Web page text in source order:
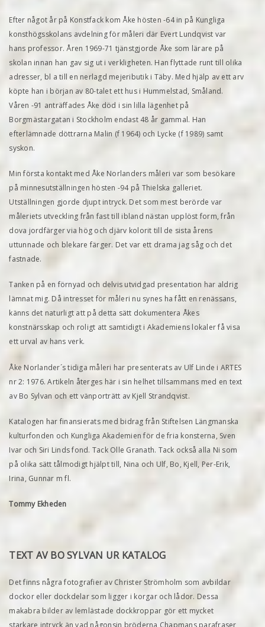
Efter något år på Konstfack kom Åke hösten -64 in på Kungliga
konsthögsskolans avdelning för måleri där Evert Lundqvist var
hans professor. Åren 1969-71 tjänstgjorde Åke som lärare på
skolan innan han gav sig ut i verkligheten. Han flyttade runt till olika
adresser, bl a till en nerlagd mejeributik i Täby. Med hjälp av ett arv
köpte han i början av 80-talet ett hus i Hummelstad, Småland.
Våren -91 anträffades Åke död i sin lilla lägenhet på
Borgmästargatan i Stockholm endast 48 år gammal. Han
efterlämnade döttrarna Malin (f 1964) och Lycke (f 1989) samt
syskon.
Min första kontakt med Åke Norlanders måleri var som besökare
på minnesutställningen hösten -94 på Thielska galleriet.
Utställningen gjorde djupt intryck. Det som mest berörde var
måleriets utveckling från fast till ibland nästan upplöst form, från
dova jordfärger via hög och djärv kolorit till de sista årens
uttunnade och blekare färger. Det var ett drama jag såg och det
fastnade.
Tanken på en förnyad och delvis utvidgad presentation har aldrig
lämnat mig. Då intresset för måleri nu synes ha fått en renässans,
känns det naturligt att på detta sätt dokumentera Åkes
konstnärsskap och roligt att samtidigt i Akademiens lokaler få visa
ett urval av hans verk.
Åke Norlander´s tidiga måleri har presenterats av Ulf Linde i ARTES
nr 2: 1976. Artikeln återges här i sin helhet tillsammans med en text
av Bo Sylvan och ett vänporträtt av Kjell Strandqvist.
Katalogen har finansierats med bidrag från Stiftelsen Längmanska
kulturfonden och Kungliga Akademien för de fria konsterna, Sven
Ivar och Siri Linds fond. Tack Olle Granath. Tack också alla Ni som
på olika sätt tålmodigt hjälpt till, Nina och Ulf, Bo, Kjell, Per-Erik,
Irina, Gunnar m fl.
Tommy Ekheden
TEXT AV BO SYLVAN UR KATALOG
Det finns några fotografier av Christer Strömholm som avbildar
dockor eller dockdelar som ligger i korgar och lådor. Dessa
makabra bilder av lemlästade dockkroppar gör ett mycket
starkare intryck än vad någonsin bröderna Chapmans parafraser